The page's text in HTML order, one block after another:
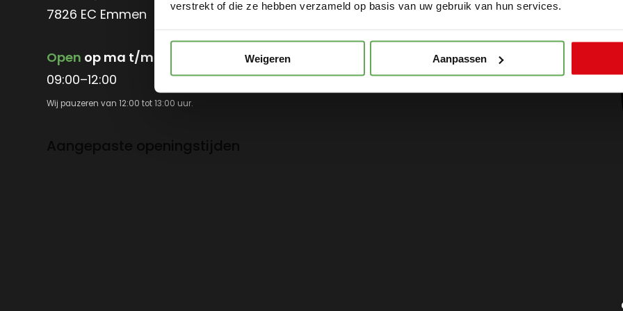
verstrekt of die ze hebben verzameld op basis van uw gebruik van hun services.
Weigeren Aanpassen
7826 EC Emmen
info@suelmann.nl
Open op ma t/m vr
09:00–12:00
Wij pauzeren van 12:00 tot 13:00 uur.